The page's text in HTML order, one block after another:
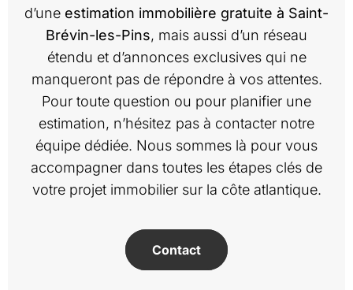
d’une estimation immobilière gratuite à Saint-
Brévin-les-Pins, mais aussi d’un réseau
étendu et d’annonces exclusives qui ne
manqueront pas de répondre à vos attentes.
Pour toute question ou pour planifier une
estimation, n’hésitez pas à contacter notre
équipe dédiée. Nous sommes là pour vous
accompagner dans toutes les étapes clés de
votre projet immobilier sur la côte atlantique.
Contact